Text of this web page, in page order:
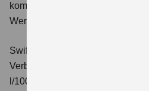
kombinierter Energieverbrauch
Wert der CO₂-Emission: 99 g/km;
Swift 1.2 DUALJET HYBRID
Verbrauchswerte: kombinierter
l/100km; kombinierter Wert der